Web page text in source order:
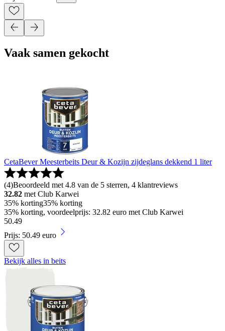
Vaak samen gekocht
CetaBever Meesterbeits Deur & Kozijn zijdeglans dekkend 1 liter
(4)Beoordeeld met 4.8 van de 5 sterren, 4 klantreviews
32.82 met Club Karwei
35% korting35% korting
35% korting, voordeelprijs: 32.82 euro met Club Karwei
50.49
Prijs: 50.49 euro
Bekijk alles in beits